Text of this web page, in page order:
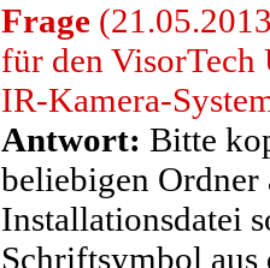
Frage
für den
IR-Kamera-
Antwort: Bitte
beliebigen Ordner
Installationsdatei
Schriftsymbol aus